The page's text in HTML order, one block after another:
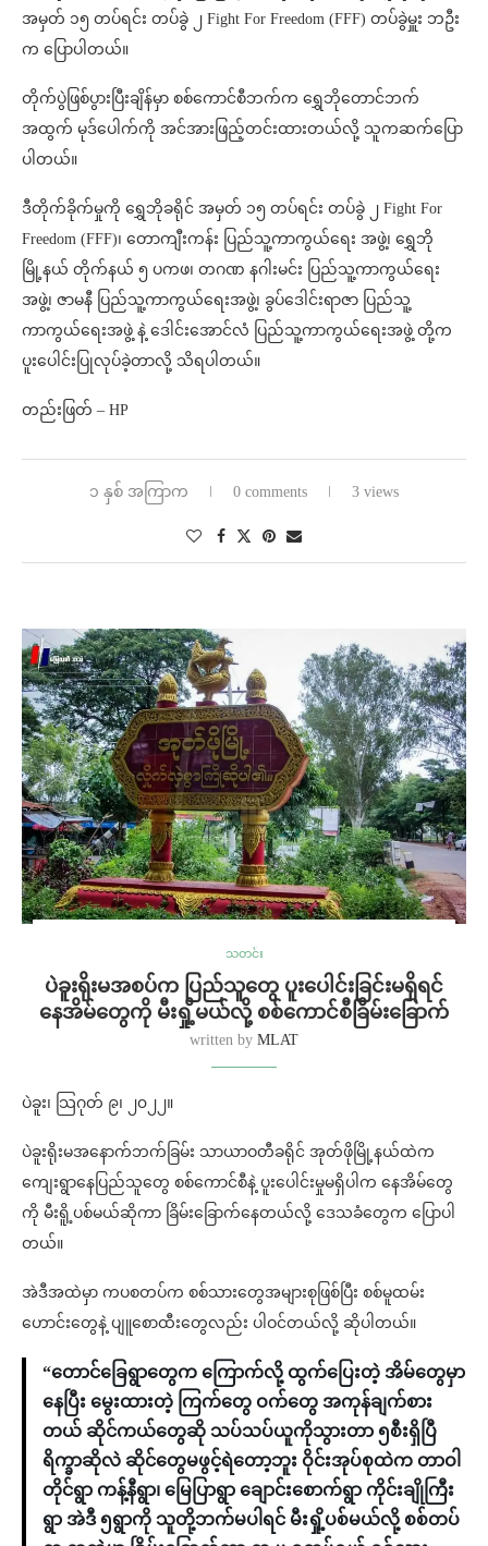
အမှတ် ၁၅ တပ်ရင်း တပ်ခွဲ ၂ Fight For Freedom (FFF) တပ်ခွဲမှူး ဘဦး
က ပြောပါတယ်။
တိုက်ပွဲဖြစ်ပွားပြီးချိန်မှာ စစ်ကောင်စီဘက်က ရွှေဘိုတောင်ဘက်
အထွက် မုဒ်ပေါက်ကို အင်အားဖြည့်တင်းထားတယ်လို့ သူကဆက်ပြော
ပါတယ်။
ဒီတိုက်ခိုက်မှုကို ရွှေဘိုခရိုင် အမှတ် ၁၅ တပ်ရင်း တပ်ခွဲ ၂ Fight For
Freedom (FFF)၊ တောကျီးကန်း ပြည်သူ့ကာကွယ်ရေး အဖွဲ့၊ ရွှေဘို
မြို့နယ် တိုက်နယ် ၅ ပကဖ၊ တဂဏ နဂါးမင်း ပြည်သူ့ကာကွယ်ရေး
အဖွဲ့၊ ဇာမနီ ပြည်သူ့ကာကွယ်ရေးအဖွဲ့၊ ခွပ်ဒေါင်းရာဇာ ပြည်သူ့
ကာကွယ်ရေးအဖွဲ့ နဲ့ ဒေါင်းအောင်လံ ပြည်သူ့ကာကွယ်ရေးအဖွဲ့ တို့က
ပူးပေါင်းပြုလုပ်ခဲ့တာလို့ သိရပါတယ်။
တည်းဖြတ် – HP
၁ နှစ် အကြာက 0 comments 3 views
သတင်း
ပဲခူးရိုးမအစပ်က ပြည်သူတွေ ပူးပေါင်းခြင်းမရှိရင်
နေအိမ်တွေကို မီးရှို့မယ်လို့ စစ်ကောင်စီခြိမ်းခြောက်
written by MLAT
ပဲခူး၊ သြဂုတ် ၉၊ ၂၀၂၂။
ပဲခူးရိုးမအနောက်ဘက်ခြမ်း သာယာဝတီခရိုင် အုတ်ဖိုမြို့နယ်ထဲက
ကျေးရွာနေပြည်သူတွေ စစ်ကောင်စီနဲ့ ပူးပေါင်းမှုမရှိပါက နေအိမ်တွေ
ကို မီးရိူ့ပစ်မယ်ဆိုကာ ခြိမ်းခြောက်နေတယ်လို့ ဒေသခံတွေက ပြောပါ
တယ်။
အဲဒီအထဲမှာ ကပစတပ်က စစ်သားတွေအများစုဖြစ်ပြီး စစ်မူထမ်း
ဟောင်းတွေနဲ့ ပျူစောထီးတွေလည်း ပါဝင်တယ်လို့ ဆိုပါတယ်။
“တောင်ခြေရွာတွေက ကြောက်လို့ ထွက်ပြေးတဲ့ အိမ်တွေမှာ
နေပြီး မွေးထားတဲ့ ကြက်တွေ ဝက်တွေ အကုန်ချက်စား
တယ် ဆိုင်ကယ်တွေဆို သပ်သပ်ယူကိုသွားတာ ၅စီးရှိပြီ
ရိက္ခာဆိုလဲ ဆိုင်တွေမဖွင့်ရဲတော့ဘူး ဝိုင်းအုပ်စုထဲက တာဝါ
တိုင်ရွာ ကန့်နီရွာ၊ မြေပြာရွာ ချောင်းစောက်ရွာ ကိုင်းချိုကြီး
ရွာ အဲဒီ ၅ရွာကို သူတို့ဘက်မပါရင် မီးရှို့ပစ်မယ်လို့ စစ်တပ်